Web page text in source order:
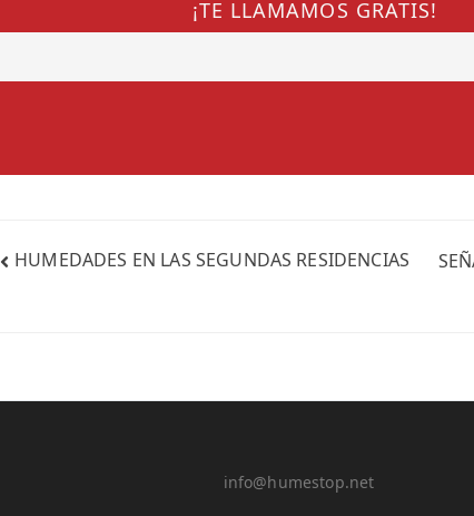
HUMEDADES EN LAS SEGUNDAS RESIDENCIAS
info@humestop.net